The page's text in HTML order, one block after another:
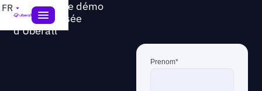
FR Obtenez une démo
personnalisée
d'Uberall